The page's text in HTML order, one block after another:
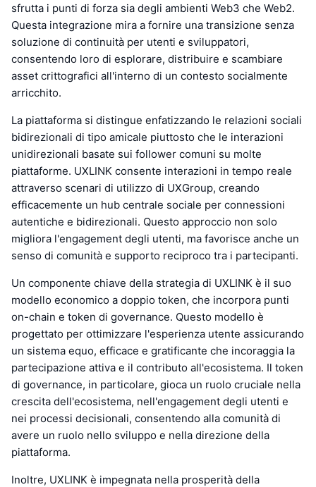
sfrutta i punti di forza sia degli ambienti Web3 che Web2.
Questa integrazione mira a fornire una transizione senza
soluzione di continuità per utenti e sviluppatori,
consentendo loro di esplorare, distribuire e scambiare
asset crittografici all'interno di un contesto socialmente
arricchito.
La piattaforma si distingue enfatizzando le relazioni sociali
bidirezionali di tipo amicale piuttosto che le interazioni
unidirezionali basate sui follower comuni su molte
piattaforme. UXLINK consente interazioni in tempo reale
attraverso scenari di utilizzo di UXGroup, creando
efficacemente un hub centrale sociale per connessioni
autentiche e bidirezionali. Questo approccio non solo
migliora l'engagement degli utenti, ma favorisce anche un
senso di comunità e supporto reciproco tra i partecipanti.
Un componente chiave della strategia di UXLINK è il suo
modello economico a doppio token, che incorpora punti
on-chain e token di governance. Questo modello è
progettato per ottimizzare l'esperienza utente assicurando
un sistema equo, efficace e gratificante che incoraggia la
partecipazione attiva e il contributo all'ecosistema. Il token
di governance, in particolare, gioca un ruolo cruciale nella
crescita dell'ecosistema, nell'engagement degli utenti e
nei processi decisionali, consentendo alla comunità di
avere un ruolo nello sviluppo e nella direzione della
piattaforma.
Inoltre, UXLINK è impegnata nella prosperità della